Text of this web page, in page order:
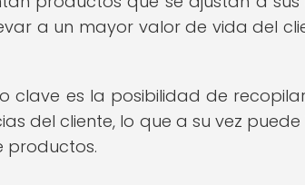
a un mayor valor de vida del
clave es la posibilidad de
del cliente, lo que a su vez
productos.